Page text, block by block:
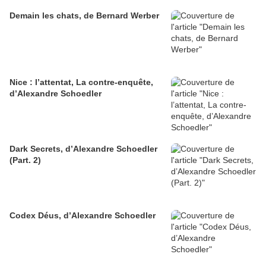
Demain les chats, de Bernard Werber
Nice : l’attentat, La contre-enquête,
d’Alexandre Schoedler
Dark Secrets, d’Alexandre Schoedler
(Part. 2)
Codex Déus, d’Alexandre Schoedler